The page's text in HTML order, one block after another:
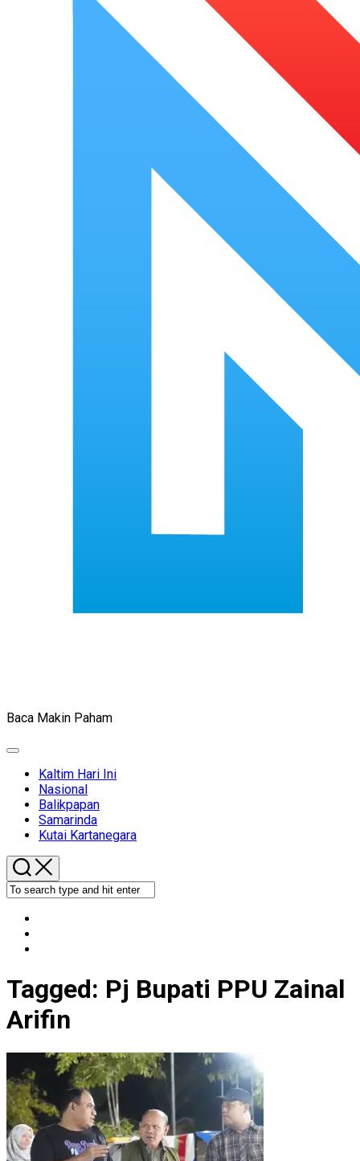
Baca Makin Paham
Expand
Kaltim Hari Ini
Nasional
Balikpapan
Samarinda
Kutai Kartanegara
Tagged: Pj Bupati PPU Zainal
Arifin